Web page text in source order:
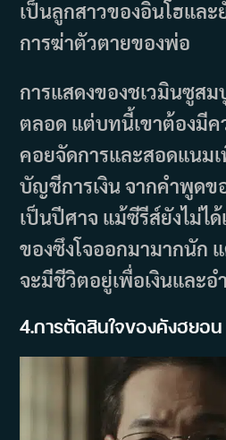
เป็นลูกสาวของอินโฮแล
การฆ่าตัวตายของพ่อ
การแสดงของชเวมินซูส
ตลอด แต่บทนี้เขาต้องมีค
คอยจัดการและสอดแนม
บัญชีการเงิน จากคำพูดข
เป็นปีศาจ แม้ซีรีส์ยังไม่ไ
ของซึงโจออกมามากนัก
จะมีชีวิตอยู่เพื่อเงินและอ
4.การตัดสินใจของคังฮยอน